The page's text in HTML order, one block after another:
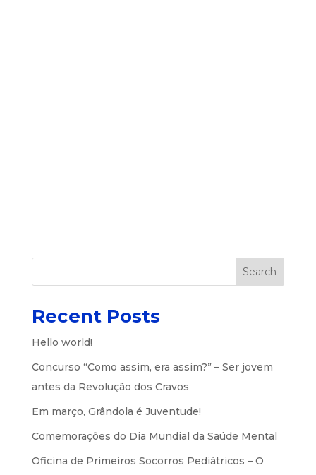
Search
Recent Posts
Hello world!
Concurso “Como assim, era assim?” – Ser jovem
antes da Revolução dos Cravos
Em março, Grândola é Juventude!
Comemorações do Dia Mundial da Saúde Mental
Oficina de Primeiros Socorros Pediátricos – O